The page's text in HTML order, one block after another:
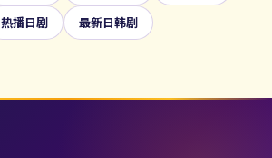
热播日剧
最新日韩剧